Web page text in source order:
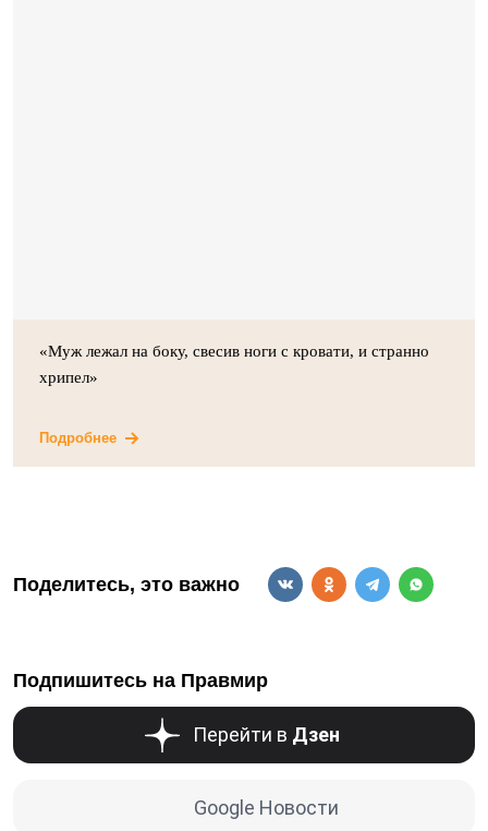
«Муж лежал на боку, свесив ноги с кровати, и странно
хрипел»
Подробнее
Поделитесь, это важно
Подпишитесь на Правмир
Перейти в Дзен
Google Новости